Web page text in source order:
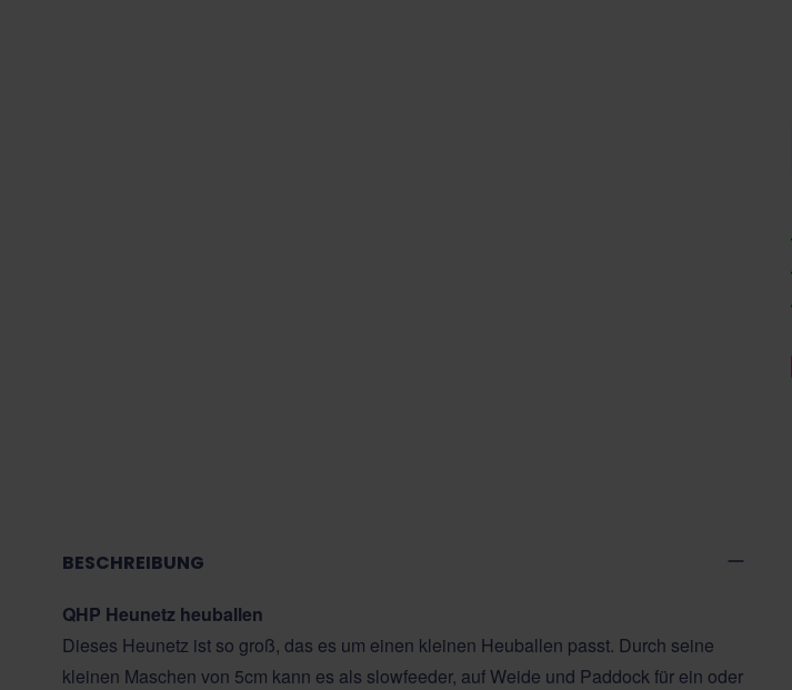
BESCHREIBUNG
QHP Heunetz heuballen
Dieses Heunetz ist so groß, das es um einen kleinen Heuballen passt. Durch seine
kleinen Maschen von 5cm kann es als slowfeeder, auf Weide und Paddock für ein oder